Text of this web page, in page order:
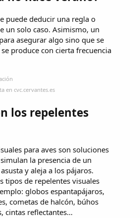
puede deducir una regla o
un solo caso. Asimismo, un
asegurar algo sino que se
produce con cierta frecuencia
en cvc.cervantes.es
los repelentes
para aves son soluciones
la presencia de un
y aleja a los pájaros.
tipos de repelentes visuales
globos espantapájaros,
cometas de halcón, búhos
cintas reflectantes…